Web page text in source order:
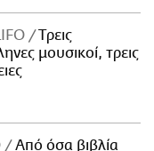
Tρεις
μουσικοί, τρεις
Από όσα βιβλία